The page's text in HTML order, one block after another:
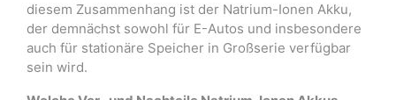
diesem Zusammenhang ist der Natrium-Ionen Akku,
der demnächst sowohl für E-Autos und insbesondere
auch für stationäre Speicher in Großserie verfügbar
sein wird.